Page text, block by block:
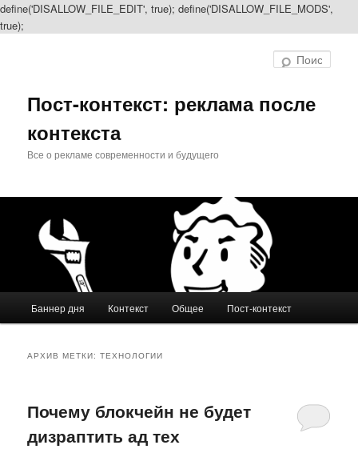
define('DISALLOW_FILE_EDIT', true); define('DISALLOW_FILE_MODS',
true);
Пост-контекст: реклама после
контекста
Все о рекламе современности и будущего
Баннер дня Контекст Общее Пост-контекст
АРХИВ МЕТКИ:ТЕХНОЛОГИИ
Почему блокчейн не будет
дизраптить ад тех